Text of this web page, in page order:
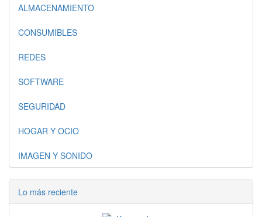
ALMACENAMIENTO
CONSUMIBLES
REDES
SOFTWARE
SEGURIDAD
HOGAR Y OCIO
IMAGEN Y SONIDO
Lo más reciente